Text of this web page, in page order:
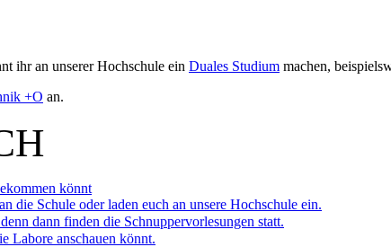
ihr an unserer Hochschule ein Duales Studium machen,
+O an.
könnt
die Schule oder laden euch an unsere Hochschule ein.
dann finden die Schnuppervorlesungen statt.
Labore anschauen könnt.